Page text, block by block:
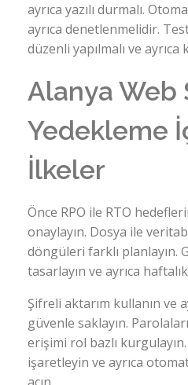
ayrıca yazılı durmalı.
ayrıca denetlenmelidir.
düzenli yapılmalı ve ayrıca
Alanya Web
Yedekleme
İlkeler
Önce RPO ile RTO
onaylayın. Dosya ile
döngüleri farklı planlayın.
tasarlayın ve ayrıca
Şifreli aktarım kullanın ve
güvenle saklayın.
erişimi rol bazlı kurgulayın.
işaretleyin ve ayrıca